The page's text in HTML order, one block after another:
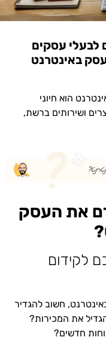
לבעלי עסקים
באינטרנט
הוא חיוני
ושירותים ברשת,
את העסק
לקידום
חשוב להגדיר
את המכירות?
חדשים?